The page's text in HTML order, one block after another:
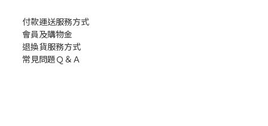
付款運送服務方式
會員及購物金
退換貨服務方式
常見問題Ｑ＆Ａ